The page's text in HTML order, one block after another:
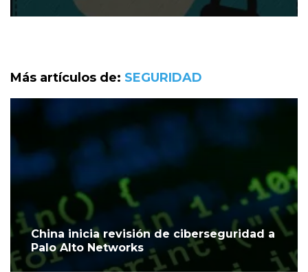
Más artículos de: SEGURIDAD
China inicia revisión de ciberseguridad a
Palo Alto Networks